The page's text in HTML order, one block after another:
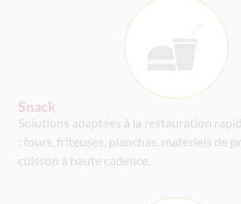
Snack
Solutions adaptées à la restauration
: fours, friteuses, planchas, matériels de
cuisson à haute cadence.